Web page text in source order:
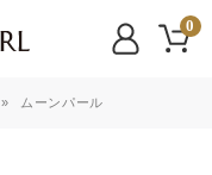
0
» ムーンパール